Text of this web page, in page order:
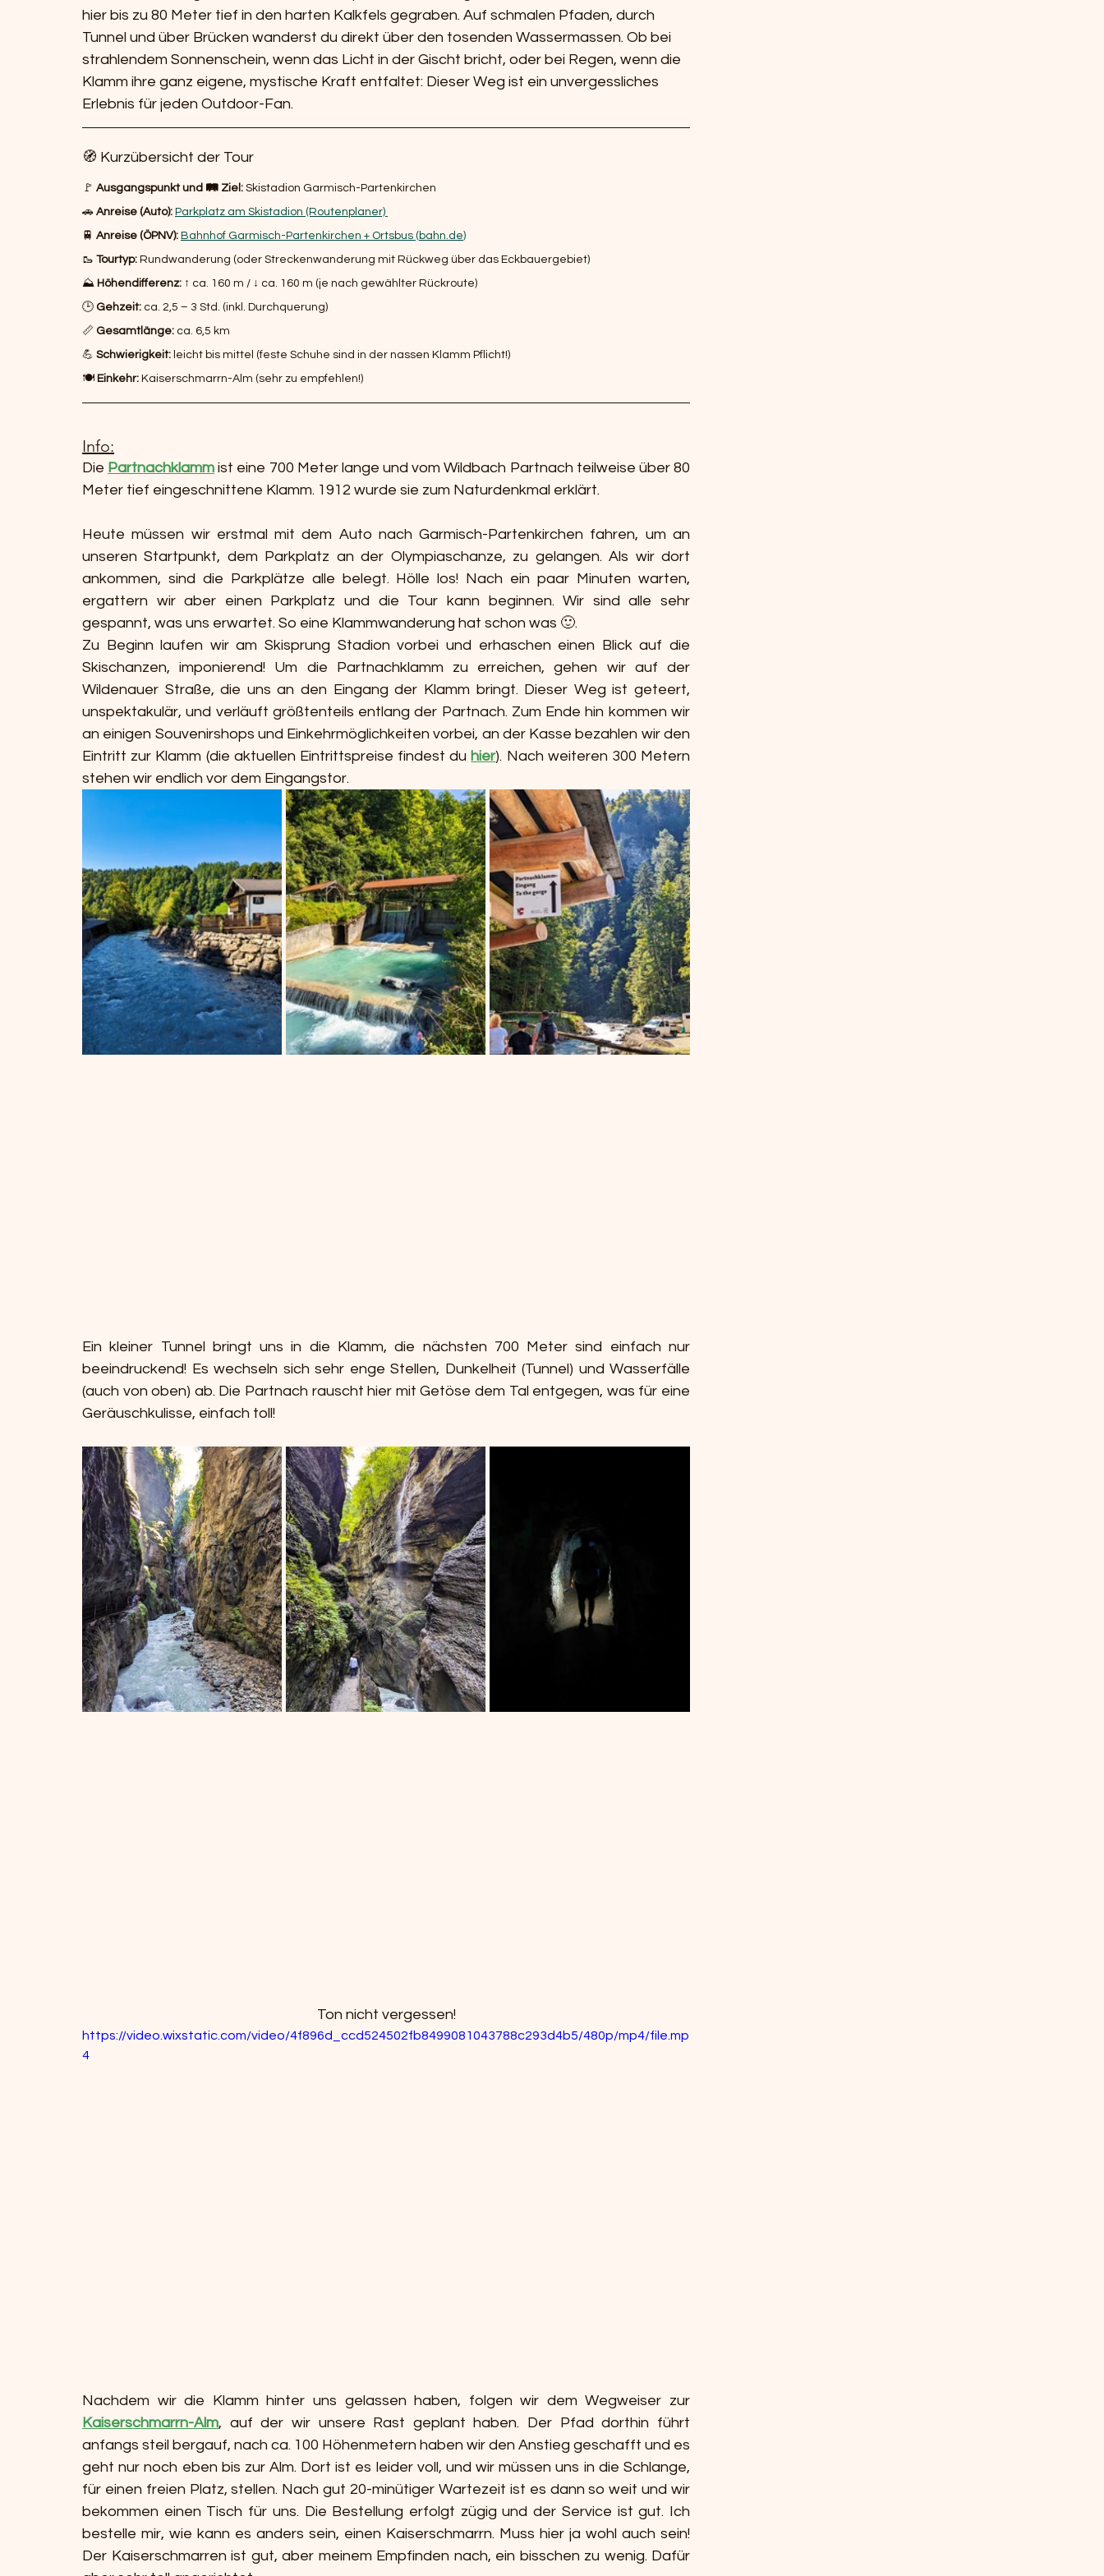
hier bis zu 80 Meter tief in den harten Kalkfels gegraben. Auf schmalen Pfaden, durch
Tunnel und über Brücken wanderst du direkt über den tosenden Wassermassen. Ob bei
strahlendem Sonnenschein, wenn das Licht in der Gischt bricht, oder bei Regen, wenn die
Klamm ihre ganz eigene, mystische Kraft entfaltet: Dieser Weg ist ein unvergessliches
Erlebnis für jeden Outdoor-Fan.
🧭 Kurzübersicht der Tour
🚩 Ausgangspunkt und 🛤️ Ziel: Skistadion Garmisch-Partenkirchen
🚗 Anreise (Auto): Parkplatz am Skistadion (Routenplaner)
🚆 Anreise (ÖPNV): Bahnhof Garmisch-Partenkirchen + Ortsbus ( bahn.de)
🥾 Tourtyp: Rundwanderung (oder Streckenwanderung mit Rückweg über das Eckbauergebiet)
⛰️ Höhendifferenz: ↑ ca. 160 m / ↓ ca. 160 m (je nach gewählter Rückroute)
🕒 Gehzeit: ca. 2,5 – 3 Std. (inkl. Durchquerung)
📏 Gesamtlänge: ca. 6,5 km
💪 Schwierigkeit: leicht bis mittel (feste Schuhe sind in der nassen Klamm Pflicht!)
🍽️ Einkehr: Kaiserschmarrn-Alm (sehr zu empfehlen!)
Info:
Die Partnachklamm ist eine 700 Meter lange und vom Wildbach Partnach teilweise über 80
Meter tief eingeschnittene Klamm. 1912 wurde sie zum Naturdenkmal erklärt.
Heute müssen wir erstmal mit dem Auto nach Garmisch-Partenkirchen fahren, um an
unseren Startpunkt, dem Parkplatz an der Olympiaschanze, zu gelangen. Als wir dort
ankommen, sind die Parkplätze alle belegt. Hölle los! Nach ein paar Minuten warten,
ergattern wir aber einen Parkplatz und die Tour kann beginnen. Wir sind alle sehr
gespannt, was uns erwartet. So eine Klammwanderung hat schon was 🙂.
Zu Beginn laufen wir am Skisprung Stadion vorbei und erhaschen einen Blick auf die
Skischanzen, imponierend! Um die Partnachklamm zu erreichen, gehen wir auf der
Wildenauer Straße, die uns an den Eingang der Klamm bringt. Dieser Weg ist geteert,
unspektakulär, und verläuft größtenteils entlang der Partnach. Zum Ende hin kommen wir
an einigen Souvenirshops und Einkehrmöglichkeiten vorbei, an der Kasse bezahlen wir den
Eintritt zur Klamm (die aktuellen Eintrittspreise findest du hier). Nach weiteren 300 Metern
stehen wir endlich vor dem Eingangstor.
Ein kleiner Tunnel bringt uns in die Klamm, die nächsten 700 Meter sind einfach nur
beeindruckend! Es wechseln sich sehr enge Stellen, Dunkelheit (Tunnel) und Wasserfälle
(auch von oben) ab. Die Partnach rauscht hier mit Getöse dem Tal entgegen, was für eine
Geräuschkulisse, einfach toll!
Ton nicht vergessen!
https://video.wixstatic.com/video/4f896d_ccd524502fb8499081043788c293d4b5/480p/mp4/file.mp
4
Kaiserschmarrn-Alm, auf der wir unsere Rast geplant haben. Der Pfad dorthin führt
anfangs steil bergauf, nach ca. 100 Höhenmetern haben wir den Anstieg geschafft und es
geht nur noch eben bis zur Alm. Dort ist es leider voll, und wir müssen uns in die Schlange,
für einen freien Platz, stellen. Nach gut 20-minütiger Wartezeit ist es dann so weit und wir
bekommen einen Tisch für uns. Die Bestellung erfolgt zügig und der Service ist gut. Ich
bestelle mir, wie kann es anders sein, einen Kaiserschmarrn. Muss hier ja wohl auch sein!
Der Kaiserschmarren ist gut, aber meinem Empfinden nach, ein bisschen zu wenig. Dafür